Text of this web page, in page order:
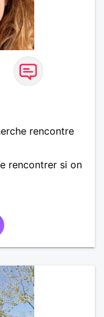
rencontre
rencontrer si on